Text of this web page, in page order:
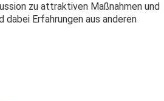
zu attraktiven Maßnahmen und
Erfahrungen aus anderen